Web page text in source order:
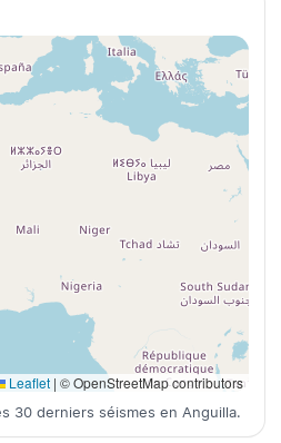
Leaflet | © OpenStreetMap contributors
30 derniers séismes en Anguilla.